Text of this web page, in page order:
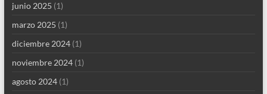
junio 2025 (1)
marzo 2025 (1)
diciembre 2024(1)
noviembre 2024(1)
agosto 2024(1)